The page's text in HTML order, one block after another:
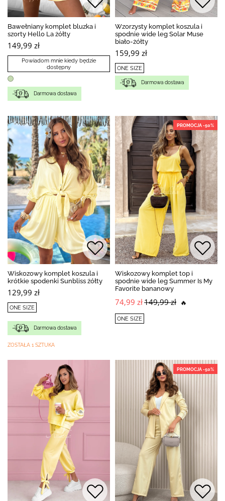
Bawełniany komplet bluzka i
szorty Hello La żółty
149,99 zł
Powiadom mnie kiedy będzie
dostępny
Darmowa dostawa
Wzorzysty komplet koszula i
spodnie wide leg Solar Muse
biało-żółty
159,99 zł
ONE SIZE
Darmowa dostawa
Wiskozowy komplet koszula i
krótkie spodenki Sunbliss żółty
129,99 zł
ONE SIZE
Darmowa dostawa
ZOSTAŁA 1 SZTUKA
PROMOCJA -50%
Wiskozowy komplet top i
spodnie wide leg Summer Is My
Favorite bananowy
74,99 zł149,99 zł 🔥
ONE SIZE
PROMOCJA -50%